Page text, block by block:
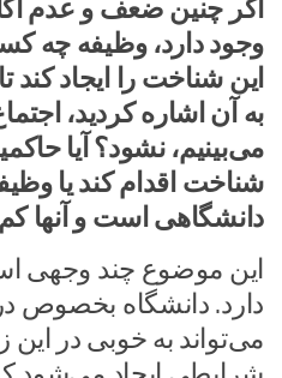
اگر چنین ضعف و عدم
وجود دارد، وظیفه چه
این شناخت را ایجاد
به آن اشاره کردید،
می‌بینیم، نشود؟ آیا
شناخت اقدام کند یا
دانشگاهی است و آنها
این موضوع چند وجهی
دارد. دانشگاه بخصوص
می‌تواند به خوبی در